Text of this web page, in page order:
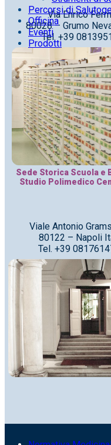
Percorsi di
Officina
Eventi
Prodotti
Via Enrico
80028 – Grumo
Tel. +39
Sede Storica Scuola e
Studio Polimedico
Viale Antonio
80122 – Napoli
Tel. +39